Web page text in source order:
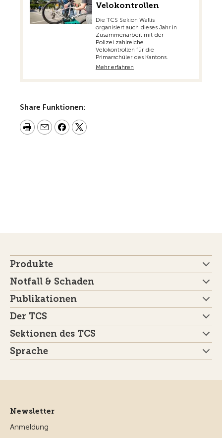
Velokontrollen
Die TCS Sekion Wallis
organisiert auch dieses Jahr in
Zusammenarbeit mit der
Polizei zahlreiche
Velokontrollen für die
Primarschüler des Kantons.
Mehr erfahren
Share Funktionen:
Produkte
Notfall & Schaden
Publikationen
Der TCS
Sektionen des TCS
Sprache
Newsletter
Anmeldung